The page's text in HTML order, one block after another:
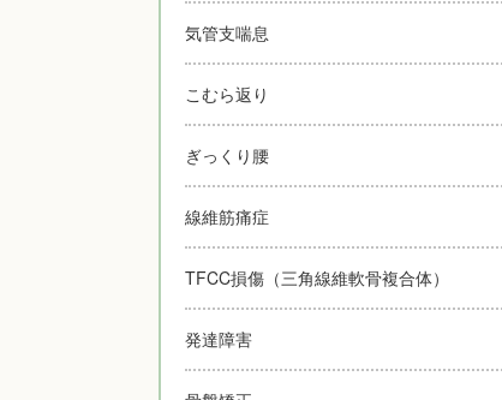
気管支喘息
こむら返り
ぎっくり腰
線維筋痛症
TFCC損傷（三角線維軟骨複合体）
発達障害